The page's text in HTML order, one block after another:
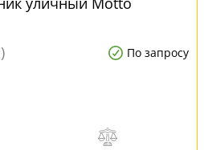
По запросу